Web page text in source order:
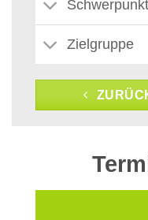
Zielgruppe